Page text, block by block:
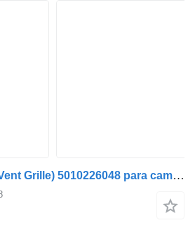
DAF Dash Vent (Air Vent Grille) 5010226048 para camião DAF LF